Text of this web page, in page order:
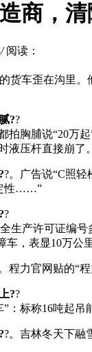
商，
/ 阅读：
货车歪在沟里
??
拍胸脯说“20万
液压杆直接崩了
?。广告说“C照
性……”
?
生产许可证编
车，表显10万公
程力官网贴的“
??
：标称16吨起
?。吉林冬天下融